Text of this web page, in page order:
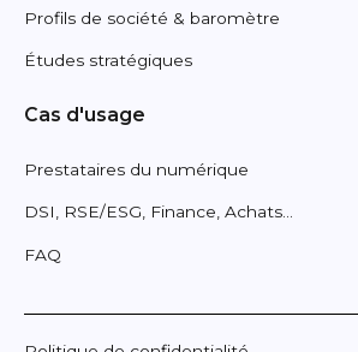
Profils de société & baromètre
Études stratégiques
Cas d'usage
Prestataires du numérique
DSI, RSE/ESG, Finance, Achats...
FAQ